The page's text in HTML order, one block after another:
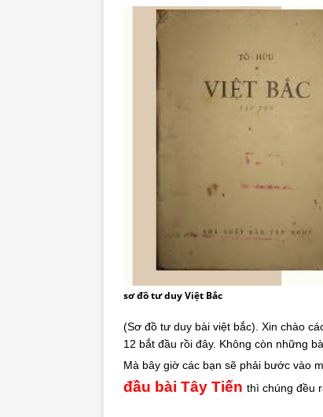
sơ đồ tư duy Việt Bắc
(Sơ đồ tư duy bài việt bắc). Xin chào
12 bắt đầu rồi đây. Không còn những
Mà bây giờ các bạn sẽ phải bước vào
đầu bài Tây Tiến thì chúng đều